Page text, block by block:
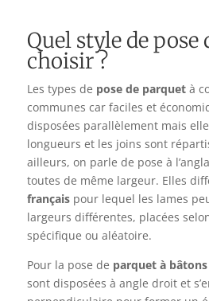
Quel style de pose
choisir ?
Les types de pose de parquetà
communes car faciles et
disposées parallèlement mais
longueurs et les joins sont
ailleurs, on parle de pose à
toutes de même largeur. Elles
françaispour lequel les lames
largeurs différentes, placées
spécifique ou aléatoire.
Pour la pose de parquet à
sont disposées à angle droit et